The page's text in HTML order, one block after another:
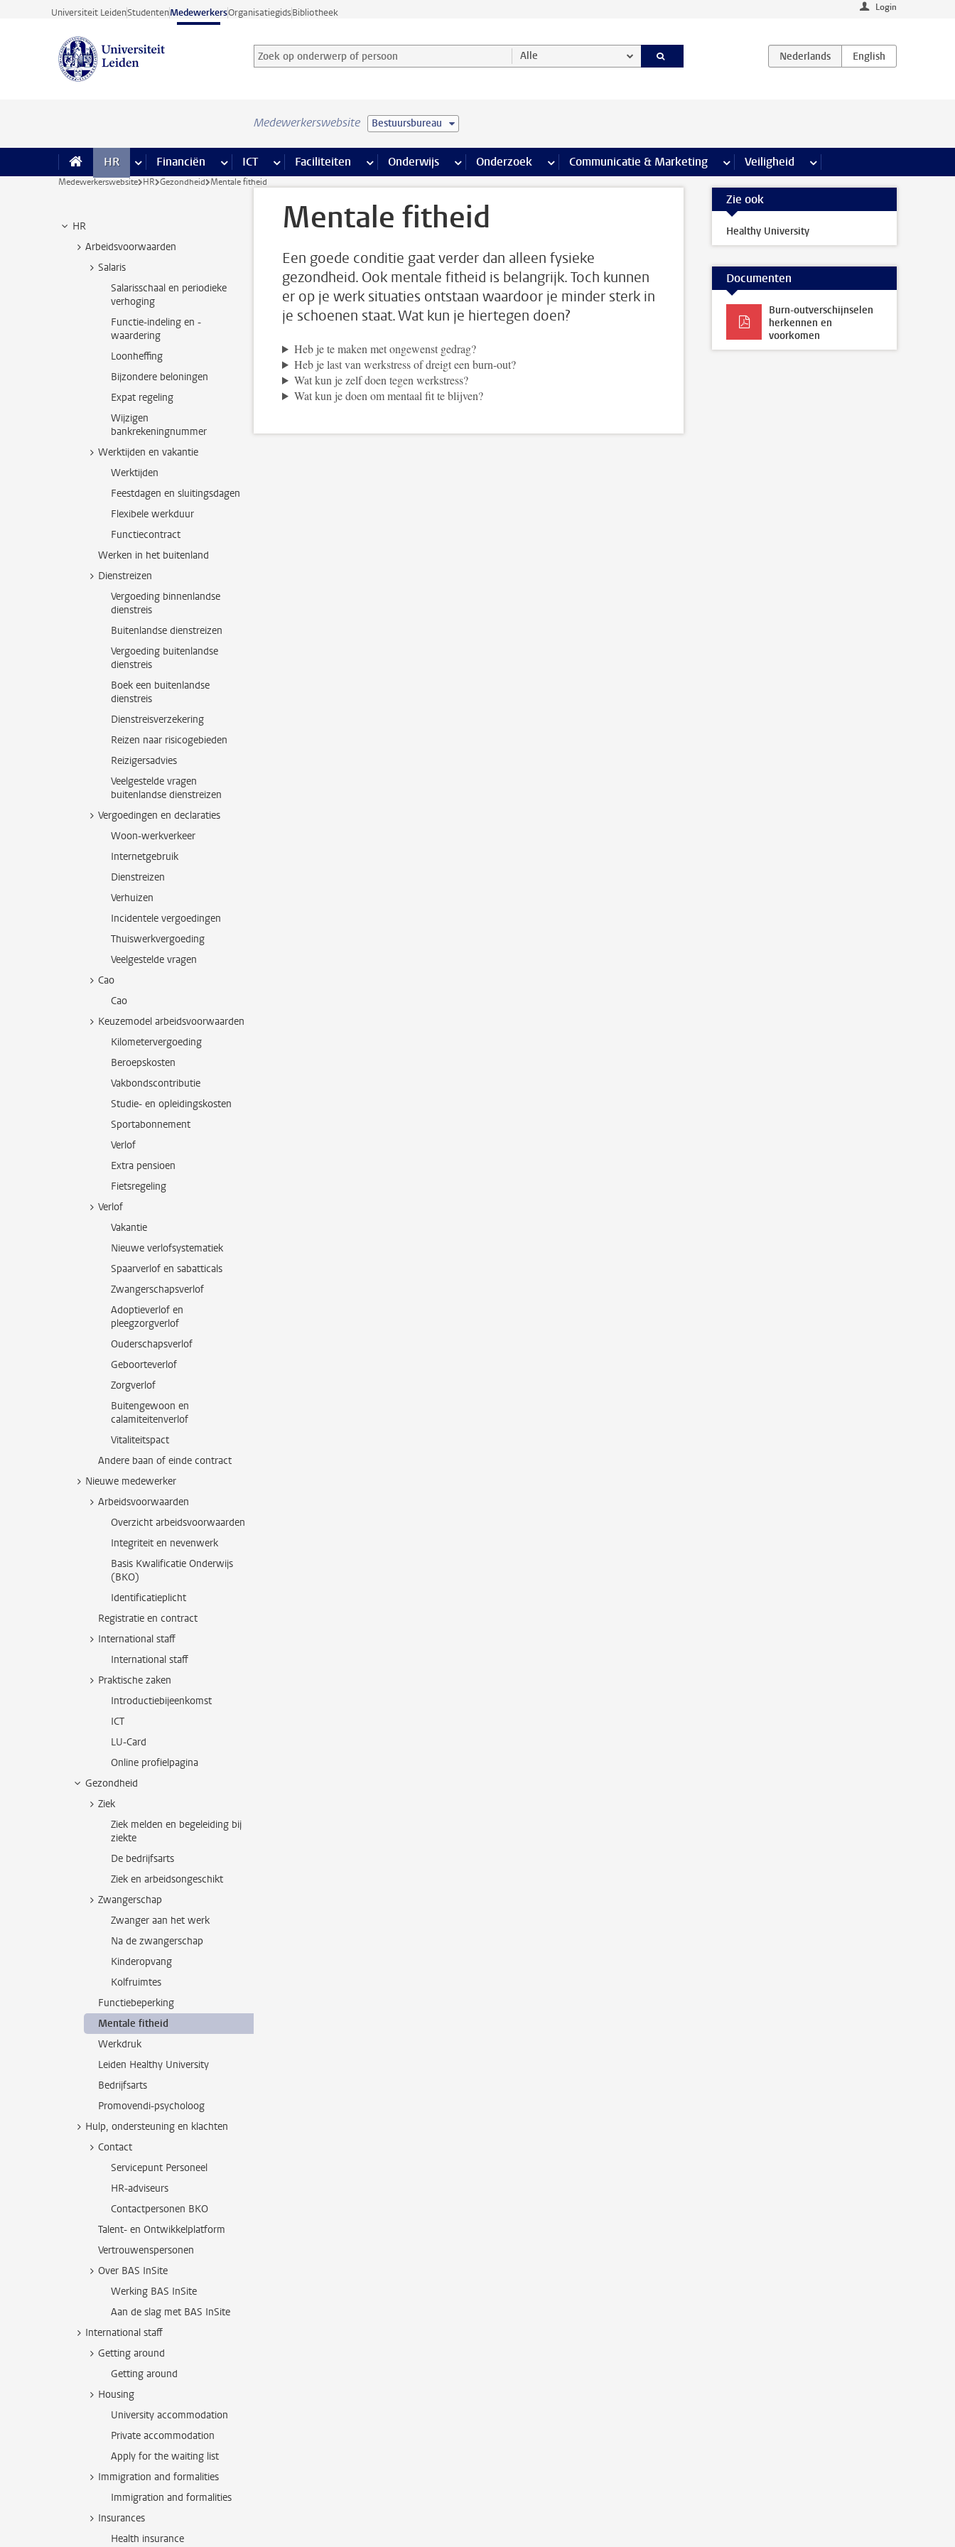
Ga direct naar de inhoud
Universiteit LeidenStudentenMedewerkersOrganisatiegidsBibliotheek Login
Zoek op onderwerp of persoon en selecteer categorie
Zoekterm Alle
Medewerkerswebsite Bestuursbureau
HR meer HR pagina’s
Financiën meer Financiën pagina’s
ICT meer ICT pagina’s
Faciliteiten meer Faciliteiten pagina’s
Onderwijs meer Onderwijs pagina’s
Onderzoek meer Onderzoek pagina’s
Communicatie & Marketing meer Communicatie & Marketing pagina’s
Veiligheid meer Veiligheid pagina’s
Medewerkerswebsite HR Gezondheid Mentale fitheid
HR
Arbeidsvoorwaarden
Salaris
Salarisschaal en periodieke
verhoging
Functie-indeling en -
waardering
Loonheffing
Bijzondere beloningen
Expat regeling
Wijzigen
bankrekeningnummer
Werktijden en vakantie
Werktijden
Feestdagen en sluitingsdagen
Flexibele werkduur
Functiecontract
Werken in het buitenland
Dienstreizen
Vergoeding binnenlandse
dienstreis
Buitenlandse dienstreizen
Vergoeding buitenlandse
dienstreis
Boek een buitenlandse
dienstreis
Dienstreisverzekering
Reizen naar risicogebieden
Reizigersadvies
Veelgestelde vragen
buitenlandse dienstreizen
Vergoedingen en declaraties
Woon-werkverkeer
Internetgebruik
Dienstreizen
Verhuizen
Incidentele vergoedingen
Thuiswerkvergoeding
Veelgestelde vragen
Cao
Cao
Keuzemodel arbeidsvoorwaarden
Kilometervergoeding
Beroepskosten
Vakbondscontributie
Studie- en opleidingskosten
Sportabonnement
Verlof
Extra pensioen
Fietsregeling
Verlof
Vakantie
Nieuwe verlofsystematiek
Spaarverlof en sabatticals
Zwangerschapsverlof
Adoptieverlof en
pleegzorgverlof
Ouderschapsverlof
Geboorteverlof
Zorgverlof
Buitengewoon en
calamiteitenverlof
Vitaliteitspact
Andere baan of einde contract
Nieuwe medewerker
Arbeidsvoorwaarden
Overzicht arbeidsvoorwaarden
Integriteit en nevenwerk
Basis Kwalificatie Onderwijs
(BKO)
Identificatieplicht
Registratie en contract
International staff
International staff
Praktische zaken
Introductiebijeenkomst
ICT
LU-Card
Online profielpagina
Gezondheid
Ziek
Ziek melden en begeleiding bij
ziekte
De bedrijfsarts
Ziek en arbeidsongeschikt
Zwangerschap
Zwanger aan het werk
Na de zwangerschap
Kinderopvang
Kolfruimtes
Functiebeperking
Mentale fitheid
Werkdruk
Leiden Healthy University
Bedrijfsarts
Promovendi-psycholoog
Hulp, ondersteuning en klachten
Contact
Servicepunt Personeel
HR-adviseurs
Contactpersonen BKO
Talent- en Ontwikkelplatform
Vertrouwenspersonen
Over BAS InSite
Werking BAS InSite
Aan de slag met BAS InSite
International staff
Getting around
Getting around
Housing
University accommodation
Private accommodation
Apply for the waiting list
Immigration and formalities
Immigration and formalities
Insurances
Health insurance
Mentale fitheid
Een goede conditie gaat verder dan alleen fysieke
gezondheid. Ook mentale fitheid is belangrijk. Toch kunnen
er op je werk situaties ontstaan waardoor je minder sterk in
je schoenen staat. Wat kun je hiertegen doen?
Heb je te maken met ongewenst gedrag?
Heb je last van werkstress of dreigt een burn-out?
Wat kun je zelf doen tegen werkstress?
Wat kun je doen om mentaal fit te blijven?
Zie ook
Healthy University
Documenten
Burn-outverschijnselen
herkennen en
voorkomen